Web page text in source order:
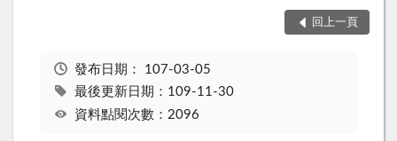
回上一頁
發布日期： 107-03-05
最後更新日期：109-11-30
資料點閱次數：2096